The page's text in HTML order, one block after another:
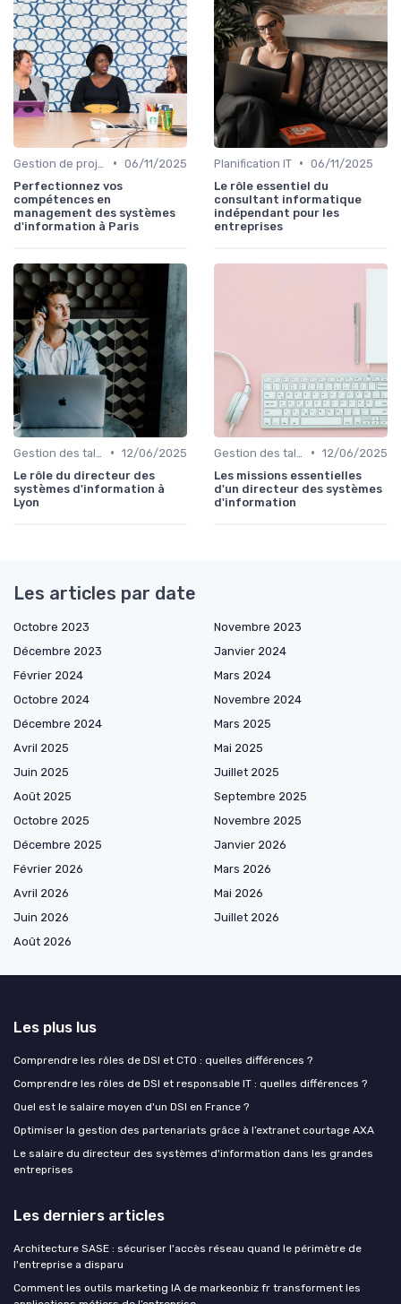
• 06/11/2025
Perfectionnez vos
compétences en
management des systèmes
d'information à Paris
Planification IT • 06/11/2025
Le rôle essentiel du
consultant informatique
indépendant pour les
entreprises
• 12/06/2025
Le rôle du directeur des
systèmes d'information à
Lyon
• 12/06/2025
Les missions essentielles
d'un directeur des systèmes
d'information
Les articles par date
Octobre 2023
Novembre 2023
Décembre 2023
Janvier 2024
Février 2024
Mars 2024
Octobre 2024
Novembre 2024
Décembre 2024
Mars 2025
Avril 2025
Mai 2025
Juin 2025
Juillet 2025
Août 2025
Septembre 2025
Octobre 2025
Novembre 2025
Décembre 2025
Janvier 2026
Février 2026
Mars 2026
Avril 2026
Mai 2026
Juin 2026
Juillet 2026
Août 2026
Les plus lus
Comprendre les rôles de DSI et CTO : quelles différences ?
Comprendre les rôles de DSI et responsable IT : quelles différences ?
Quel est le salaire moyen d'un DSI en France ?
Optimiser la gestion des partenariats grâce à l’extranet courtage AXA
Le salaire du directeur des systèmes d'information dans les grandes
entreprises
Les derniers articles
Architecture SASE : sécuriser l'accès réseau quand le périmètre de
l'entreprise a disparu
Comment les outils marketing IA de markeonbiz fr transforment les